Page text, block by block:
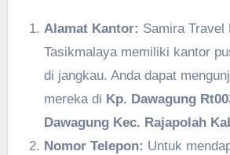
Alamat Kantor: Samira Travel
Tasikmalaya memiliki kantor
di jangkau. Anda dapat
mereka di Kp. Dawagung
Dawagung Kec. Rajapolah
Nomor Telepon: Untuk